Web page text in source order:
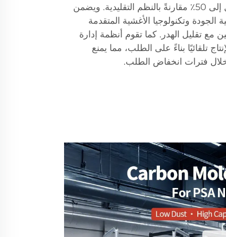
مولّداتهم أكثر كفاءة بنسبة تصل إلى 50٪ مقارنةً بالنظم التقليدية. ويضمن
وتكنولوجيا الأغشية المتقدمة
مع تقليل الهدر. كما تقوم أنظمة إدارة
تلقائيًا بناءً على الطلب، مما يمنع
فترات انخفاض الطلب.